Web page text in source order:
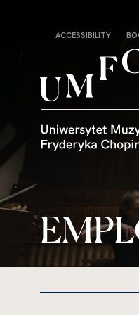
StronaACCESSIBILITY